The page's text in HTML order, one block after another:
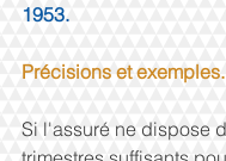
1953.
Précisions et exemples.
Si l'assuré ne dispose